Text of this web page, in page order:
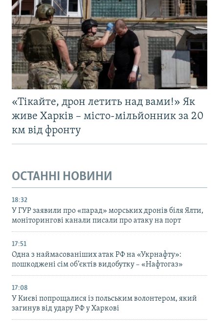
«Тікайте, дрон летить над вами!» Як
живе Харків – місто-мільйонник за 20
км від фронту
ОСТАННІ НОВИНИ
18:32
У ГУР заявили про «парад» морських дронів біля Ялти,
моніторингові канали писали про атаку на порт
17:51
Одна з наймасованіших атак РФ на «Укрнафту»:
пошкоджені сім об’єктів видобутку – «Нафтогаз»
17:08
У Києві попрощалися із польським волонтером, який
загинув від удару РФ у Харкові